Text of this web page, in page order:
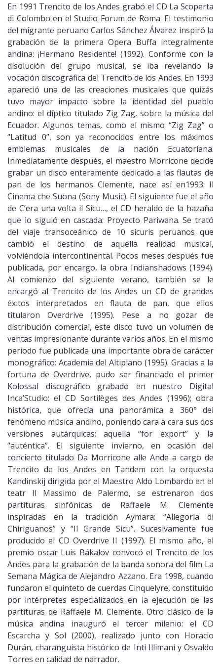
En 1991 Trencito de los Andes grabó el CD La Scoperta
di Colombo en el Studio Forum de Roma. El testimonio
del migrante peruano Carlos Sánchez Álvarez inspiró la
grabación de la primera Opera Buffa integralmente
andina: ¡Hermano Residente! (1992). Conforme con la
disolución del grupo musical, se iba revelando la
vocación discográfica del Trencito de los Andes. En 1993
apareció una de las creaciones musicales que quizás
tuvo mayor impacto sobre la identidad del pueblo
andino: el díptico titulado Zig Zag, sobre la música del
Ecuador. Algunos temas, como el mismo “Zig Zag” o
“Latitud 0”, son ya reconocidos entre los máximos
emblemas musicales de la nación Ecuatoriana.
Inmediatamente después, el maestro Morricone decide
grabar un disco enteramente dedicado a las flautas de
pan de los hermanos Clemente, nace así en1993: Il
Cinema che Suona (Sony Music). El siguiente fue el año
de C’era una volta il Sicu…, el CD heraldo de la hazaña
que lo siguió en cascada: Proyecto Pariwana. Se trató
del viaje transoceánico de 10 sicuris peruanos que
cambió el destino de aquella realidad musical,
volviéndola intercontinental. Pocos meses después fue
publicada, por encargo, la obra Indianshadows (1994).
Al comienzo del siguiente verano, también se le
encargó al Trencito de los Andes un CD de grandes
éxitos interpretados en flauta de pan, que ellos
titularon Overdrive (1995). Pese a no gozar de
distribución comercial, este disco tuvo un volumen de
ventas impresionante durante varios años. En el mismo
periodo fue publicada una importante obra de carácter
monográfico: Academia del Altiplano (1995). Gracias a la
fortuna de Overdrive, pudo ser financiado el primer
Kolossal discográfico grabado en nuestro Digital
Inca’Studio: el CD Sortilèges des Andes (1996); obra
histórica, que ofrecía una panorámica a 360° del
fenómeno música andino, poniendo cara a cara sus dos
versiones autárquicas: aquella “for export” y la
“auténtica”. El siguiente invierno, en ocasión del
concierto titulado Da Morricone alle Ande a cargo de
Trencito de los Andes en Tandem con la orquesta
Kandinskij dirigida por el Maestro Aldo Lombardo en el
teatr Il Massimo de Palermo, se estrenaron dos
partituras sinfónicas de Raffaele M. Clemente
inspiradas en la tradición Aymara: “Allegoria di
Chiriguanos” y “Il Grande Sicu”. Sucesivamente fue
producido el CD Overdrive II (1997). El mismo año, el
premio oscar Luis Bákalov convocó el Trencito de los
Andes para la grabación de la banda sonora del film La
Semana Mágica de Alejandro Azzano. Era 1998, cuando
fundaron el quinteto de cuerdas Cinquelyre, constituido
por intérpretes especializados en la ejecución de las
partituras de Raffaele M. Clemente. Otro clásico de la
música andina inauguró el tercer milenio: el CD
Escarcha y Sol (2000), realizado junto con Horacio
Durán, charanguista histórico de Inti Illimani y Osvaldo
Torres en calidad de narrador.